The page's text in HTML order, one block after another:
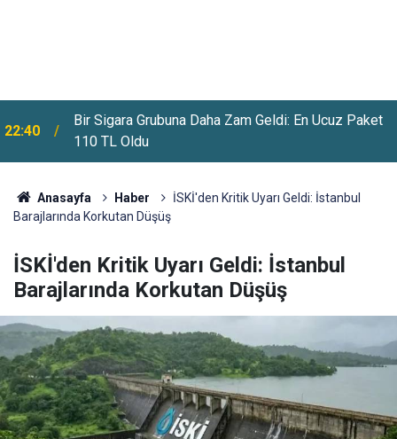
22:12
Meteoroloji Uyardı: Yeni Haftada Kavurucu Sıcaklar
Ve Sağanak Yağış Geliyor
Anasayfa Haber
İSKİ'den Kritik Uyarı Geldi: İstanbul
Barajlarında Korkutan Düşüş
İSKİ'den Kritik Uyarı Geldi: İstanbul
Barajlarında Korkutan Düşüş